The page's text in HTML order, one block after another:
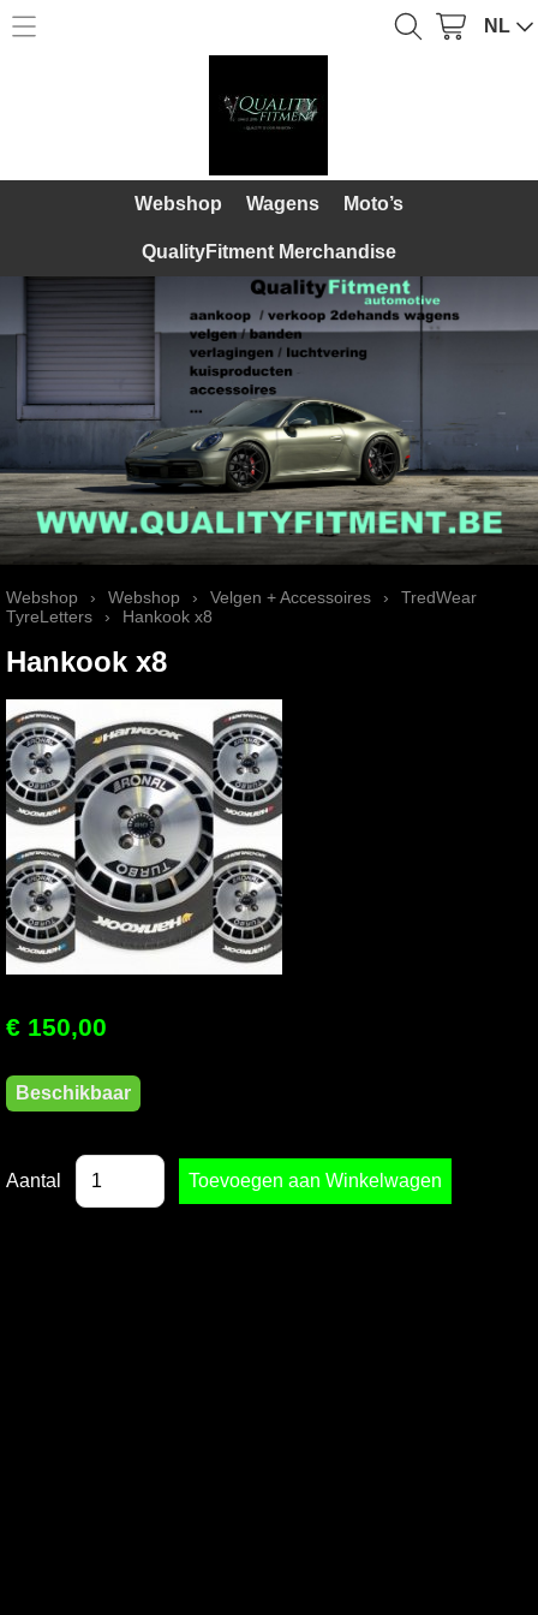
Home
QualityFitment Merchandise
Galerij
Contact
Mijn account
NL
Webshop Wagens Moto’s
QualityFitment Merchandise
Webshop › Webshop › Velgen + Accessoires ›
TredWear
TyreLetters
› Hankook x8
Hankook x8
€ 150,00
Beschikbaar
Aantal